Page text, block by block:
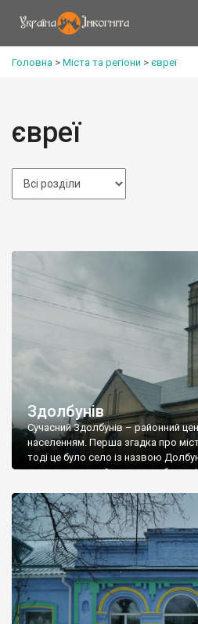
Головна > Міста та регіони > євреї
євреї
Здолбунів
Сучасний Здолбунів – районний
населенням. Перша згадка про
тоді це було село із назвою
родовищем крейди, яку довбали
згадка назви «Здолбунів»
була […]